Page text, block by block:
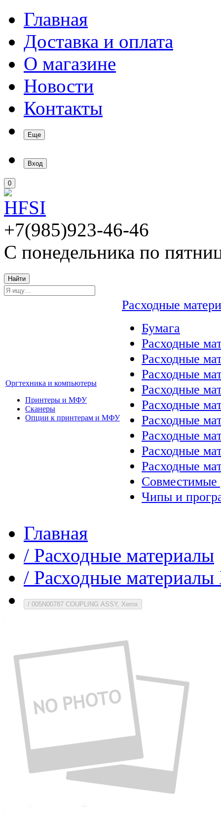
Главная
Доставка и оплата
О магазине
Новости
Контакты
Еще
Вход
0
+7(985)923-46-46
С понедельника по
Найти
Оргтехника и компьютеры
Принтеры и МФУ
Сканеры
Опции к принтерам и МФУ
Расходные
Бумага
Расходные
Расходные
Расходные
Расходные
Расходные
Расходные
Расходные
Расходные
Расходные
Совместимые
Чипы и
Главная
/ Расходные материалы
/ Расходные
/ 005N00787 COUPLING ASSY, Xerox